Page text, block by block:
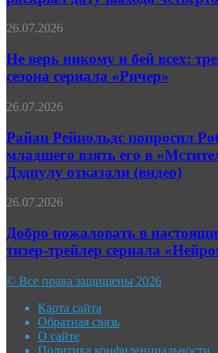
«Укрытия»
дату
четвёртого
сезона
Не
никому
и
бей
трейлер
сезона
сериала
«Ричер»
26.07.2026
Не верь никому и бей всех:
сезона сериала «Ричер»
Райан
попросил
Роберта
Дауни-
младшего
его
«Мстители:
Доктор
Дум»:
Дэдпулу
отказали
(видео)
26.07.2026
Райан Рейнольдс попросил
младшего взять его в
Дэдпулу отказали (видео)
Добро
в
настоящий
киберпанк:
трейлер
сериала
«Нейромант»
26.07.2026
Добро пожаловать в
тизер-трейлер сериала
© Все права защищены 2026
Карта сайта
Обратная связь
О сайте
Политика конфиденциальности